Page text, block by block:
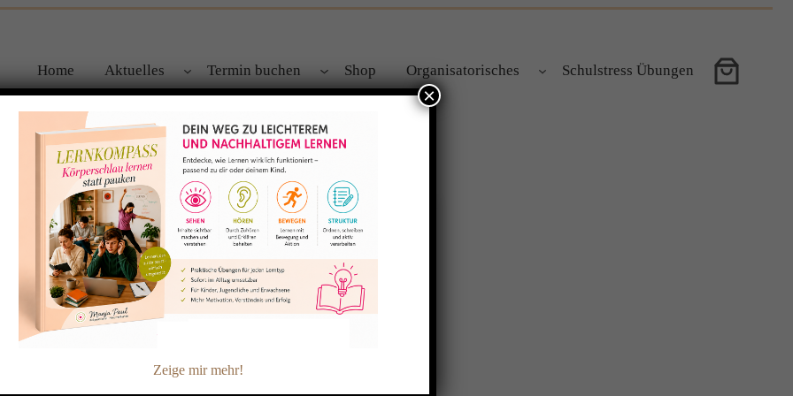
Home Aktuelles Termin buchen Shop Organisatorisches Schulstress Übungen
gemacht!
Zeige mir mehr!
×